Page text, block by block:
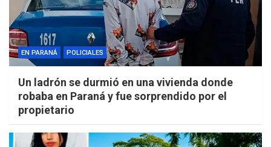
EN PARANÁ POLICIALES
Un ladrón se durmió en una vivienda donde
robaba en Paraná y fue sorprendido por el
propietario